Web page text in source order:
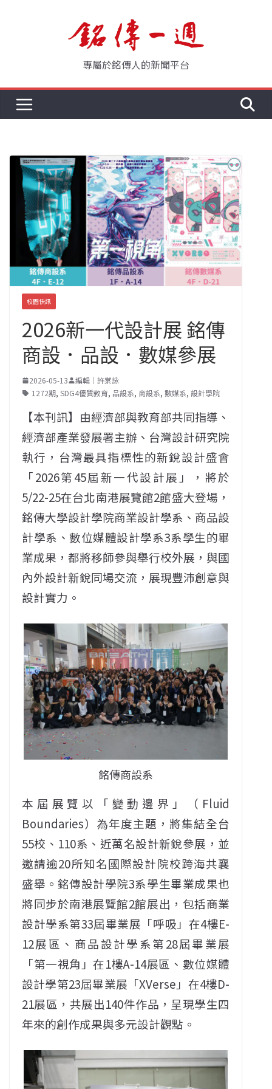
專屬於銘傳人的新聞平台
校園快訊
2026新一代設計展 銘傳
商設．品設．數媒參展
2026-05-13
編輯｜許棠詠
1272期, SDG4優質教育, 品設系, 商設系, 數媒系, 設計學院
【本刊訊】由經濟部與教育部共同指導、
經濟部產業發展署主辦、台灣設計研究院
執行，台灣最具指標性的新銳設計盛會
「2026第45屆新一代設計展」，將於
5/22-25在台北南港展覽館2館盛大登場，
銘傳大學設計學院商業設計學系、商品設
計學系、數位媒體設計學系3系學生的畢
業成果，都將移師參與舉行校外展，與國
內外設計新銳同場交流，展現豐沛創意與
設計實力。
銘傳商設系
本屆展覽以「變動邊界」（Fluid
Boundaries）為年度主題，將集結全台
55校、110系、近萬名設計新銳參展，並
邀請逾20所知名國際設計院校跨海共襄
盛舉。銘傳設計學院3系學生畢業成果也
將同步於南港展覽館2館展出，包括商業
設計學系第33屆畢業展「呼吸」在4樓E-
12展區、商品設計學系第28屆畢業展
「第一視角」在1樓A-14展區、數位媒體
設計學第23屆畢業展「XVerse」在4樓D-
21展區，共展出140件作品，呈現學生四
年來的創作成果與多元設計觀點。